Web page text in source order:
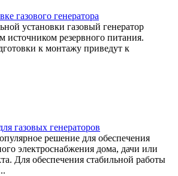
газового генератора
установки газовый генератор
источником резервного питания.
к монтажу приведут к
газовых генераторов
решение для обеспечения
электроснабжения дома, дачи или
Для обеспечения стабильной работы